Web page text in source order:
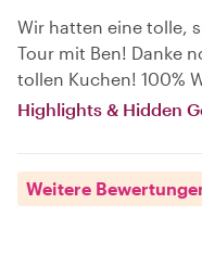
Wir hatten eine tolle,
Tour mit Ben! Danke
tollen Kuchen! 100%
Highlights & Hidden
Weitere